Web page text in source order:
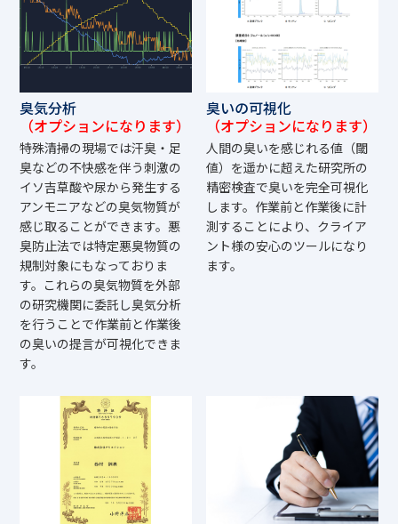
臭気分析
（オプションになります）
特殊清掃の現場では汗臭・足
臭などの不快感を伴う刺激の
イソ吉草酸や尿から発生する
アンモニアなどの臭気物質が
感じ取ることができます。悪
臭防止法では特定悪臭物質の
規制対象にもなっておりま
す。これらの臭気物質を外部
の研究機関に委託し臭気分析
を行うことで作業前と作業後
の臭いの提言が可視化できま
す。
臭いの可視化
（オプションになります）
人間の臭いを感じれる値（閾
値）を遥かに超えた研究所の
精密検査で臭いを完全可視化
します。作業前と作業後に計
測することにより、クライア
ント様の安心のツールになり
ます。